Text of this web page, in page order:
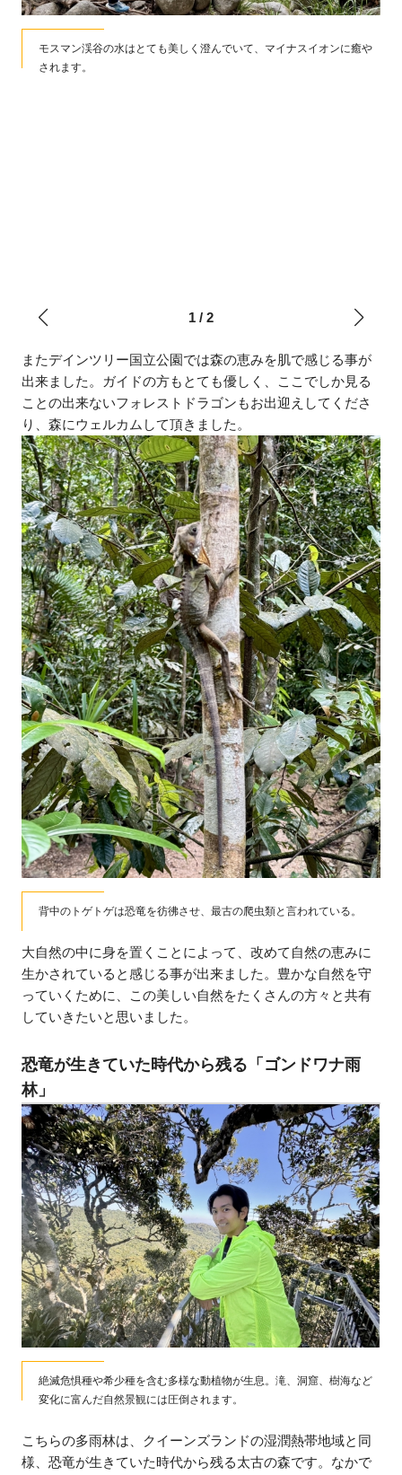
モスマン渓谷の水はとても美しく澄んでいて、マイナスイオンに癒や
されます。
1/ 2
またデインツリー国立公園では森の恵みを肌で感じる事が
出来ました。ガイドの方もとても優しく、ここでしか見る
ことの出来ないフォレストドラゴンもお出迎えしてくださ
り、森にウェルカムして頂きました。
背中のトゲトゲは恐竜を彷彿させ、最古の爬虫類と言われている。
大自然の中に身を置くことによって、改めて自然の恵みに
生かされていると感じる事が出来ました。豊かな自然を守
っていくために、この美しい自然をたくさんの方々と共有
していきたいと思いました。
恐竜が生きていた時代から残る「ゴンドワナ雨
林」
絶滅危惧種や希少種を含む多様な動植物が生息。滝、洞窟、樹海など
変化に富んだ自然景観には圧倒されます。
こちらの多雨林は、クイーンズランドの湿潤熱帯地域と同
様、恐竜が生きていた時代から残る太古の森です。なかで